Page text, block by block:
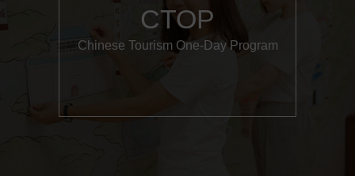
CTOP
Chinese Tourism One-Day Program